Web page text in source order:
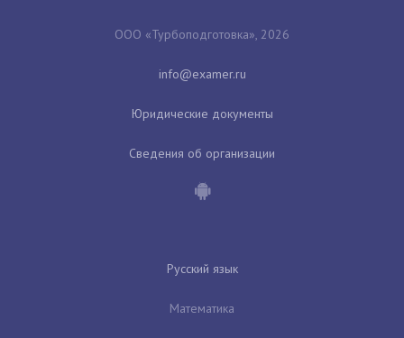
ООО «Турбоподготовка», 2026
Юридические документы
Сведения об организации
Русский язык
Математика